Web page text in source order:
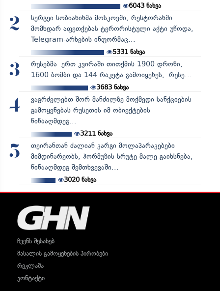
6043 ნახვა
2
სერგეი სობიანინმა მოსკოვში, რესტორანში
მომხდარ აფეთქებას ტერორისტული აქტი უწოდა,
Telegram-არხების ინფორმაც...
5331ნახვა
3
რუსებმა ერთ კვირაში თითქმის 1900 დრონი,
1600 ბომბი და 144 რაკეტა გამოიყენეს, რუსე...
3683ნახვა
4
ვაგრძელებთ შორ მანძილზე მოქმედი სანქციების
გამოყენებას რუსეთის იმ ობიექტების
წინააღმდეგ...
3211ნახვა
5
თეირანთან ძალიან კარგი მოლაპარაკებები
მიმდინარეობს, ჰორმუზის სრუტე მალე გაიხსნება,
წინააღმდეგ შემთხვევაში...
3020ნახვა
ჩვენს შესახებ
მასალის გამოყენების პირობები
რეკლამა
კონტაქტი